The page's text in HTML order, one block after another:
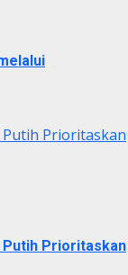
Putih Prioritaskan
Putih Prioritaskan